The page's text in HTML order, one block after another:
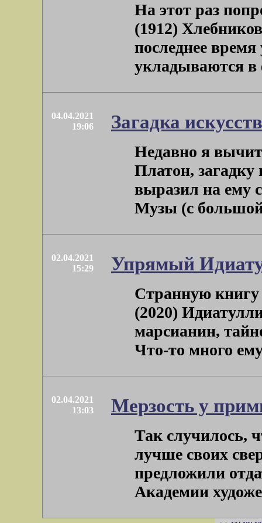
На этот раз
(1912)
последнее
укладываются в
04.04.2021
19:06
Загадка
Недавно я
Платон, загадку
выразил на ему
Музы (с
02.04.2021
15:29
Упрямый
Странную
(2020)
марсианин,
Что-то много
02.04.2021
13:03
Мерзость у
Так случилось,
лучше своих
предложили
Академии